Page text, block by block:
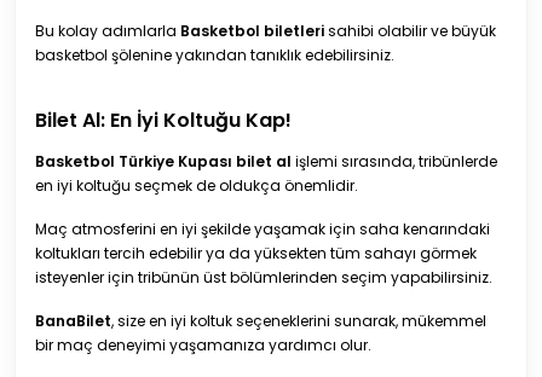
Bu kolay adımlarla Basketbol biletlerisahibi olabilir ve büyük
basketbol şölenine yakından tanıklık edebilirsiniz.
Bilet Al: En İyi Koltuğu Kap!
Basketbol Türkiye Kupası bilet al işlemi sırasında, tribünlerde
en iyi koltuğu seçmek de oldukça önemlidir.
Maç atmosferini en iyi şekilde yaşamak için saha kenarındaki
koltukları tercih edebilir ya da yüksekten tüm sahayı görmek
isteyenler için tribünün üst bölümlerinden seçim yapabilirsiniz.
BanaBilet, size en iyi koltuk seçeneklerini sunarak, mükemmel
bir maç deneyimi yaşamanıza yardımcı olur.